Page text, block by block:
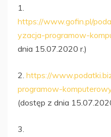
1.
https://www.gofin.pl/
yzacja-programow-
dnia 15.07.2020 r.)
2. https://
programow-
(dostęp z dnia
3.